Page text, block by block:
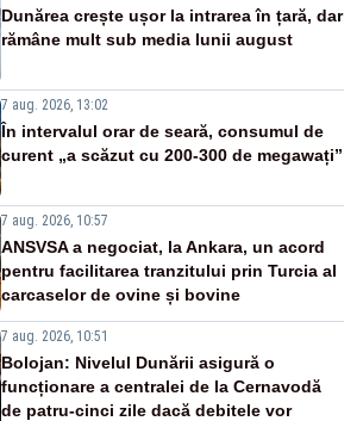
Dunărea crește ușor la intrarea în țară, dar
rămâne mult sub media lunii august
7 aug. 2026, 13:02
În intervalul orar de seară, consumul de
curent „a scăzut cu 200-300 de megawați”
7 aug. 2026, 10:57
ANSVSA a negociat, la Ankara, un acord
pentru facilitarea tranzitului prin Turcia al
carcaselor de ovine și bovine
7 aug. 2026, 10:51
Bolojan: Nivelul Dunării asigură o
funcționare a centralei de la Cernavodă
de patru-cinci zile dacă debitele vor